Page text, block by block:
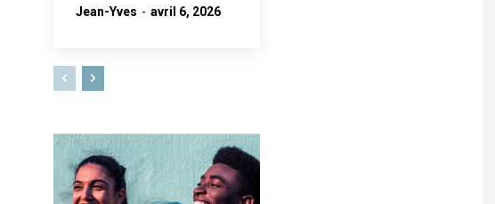
Jean-Yves - avril 6, 2026